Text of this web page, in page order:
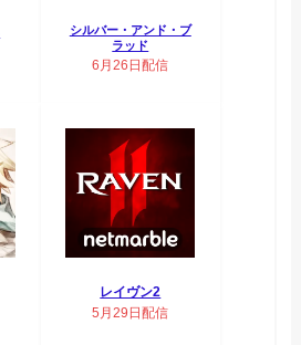
シルバー・アンド・ブ
ラッド
6月26日配信
レイヴン2
5月29日配信